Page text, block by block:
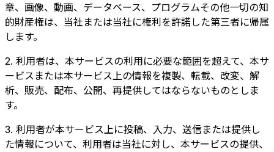
章、画像、動画、データベース、プログラムその他一切の知
的財産権は、当社または当社に権利を許諾した第三者に帰属
します。
2. 利用者は、本サービスの利用に必要な範囲を超えて、本サ
ービスまたは本サービス上の情報を複製、転載、改変、解
析、販売、配布、公開、再提供してはならないものとしま
す。
3. 利用者が本サービス上に投稿、入力、送信または提供し
た情報について、利用者は当社に対し、本サービスの提供、